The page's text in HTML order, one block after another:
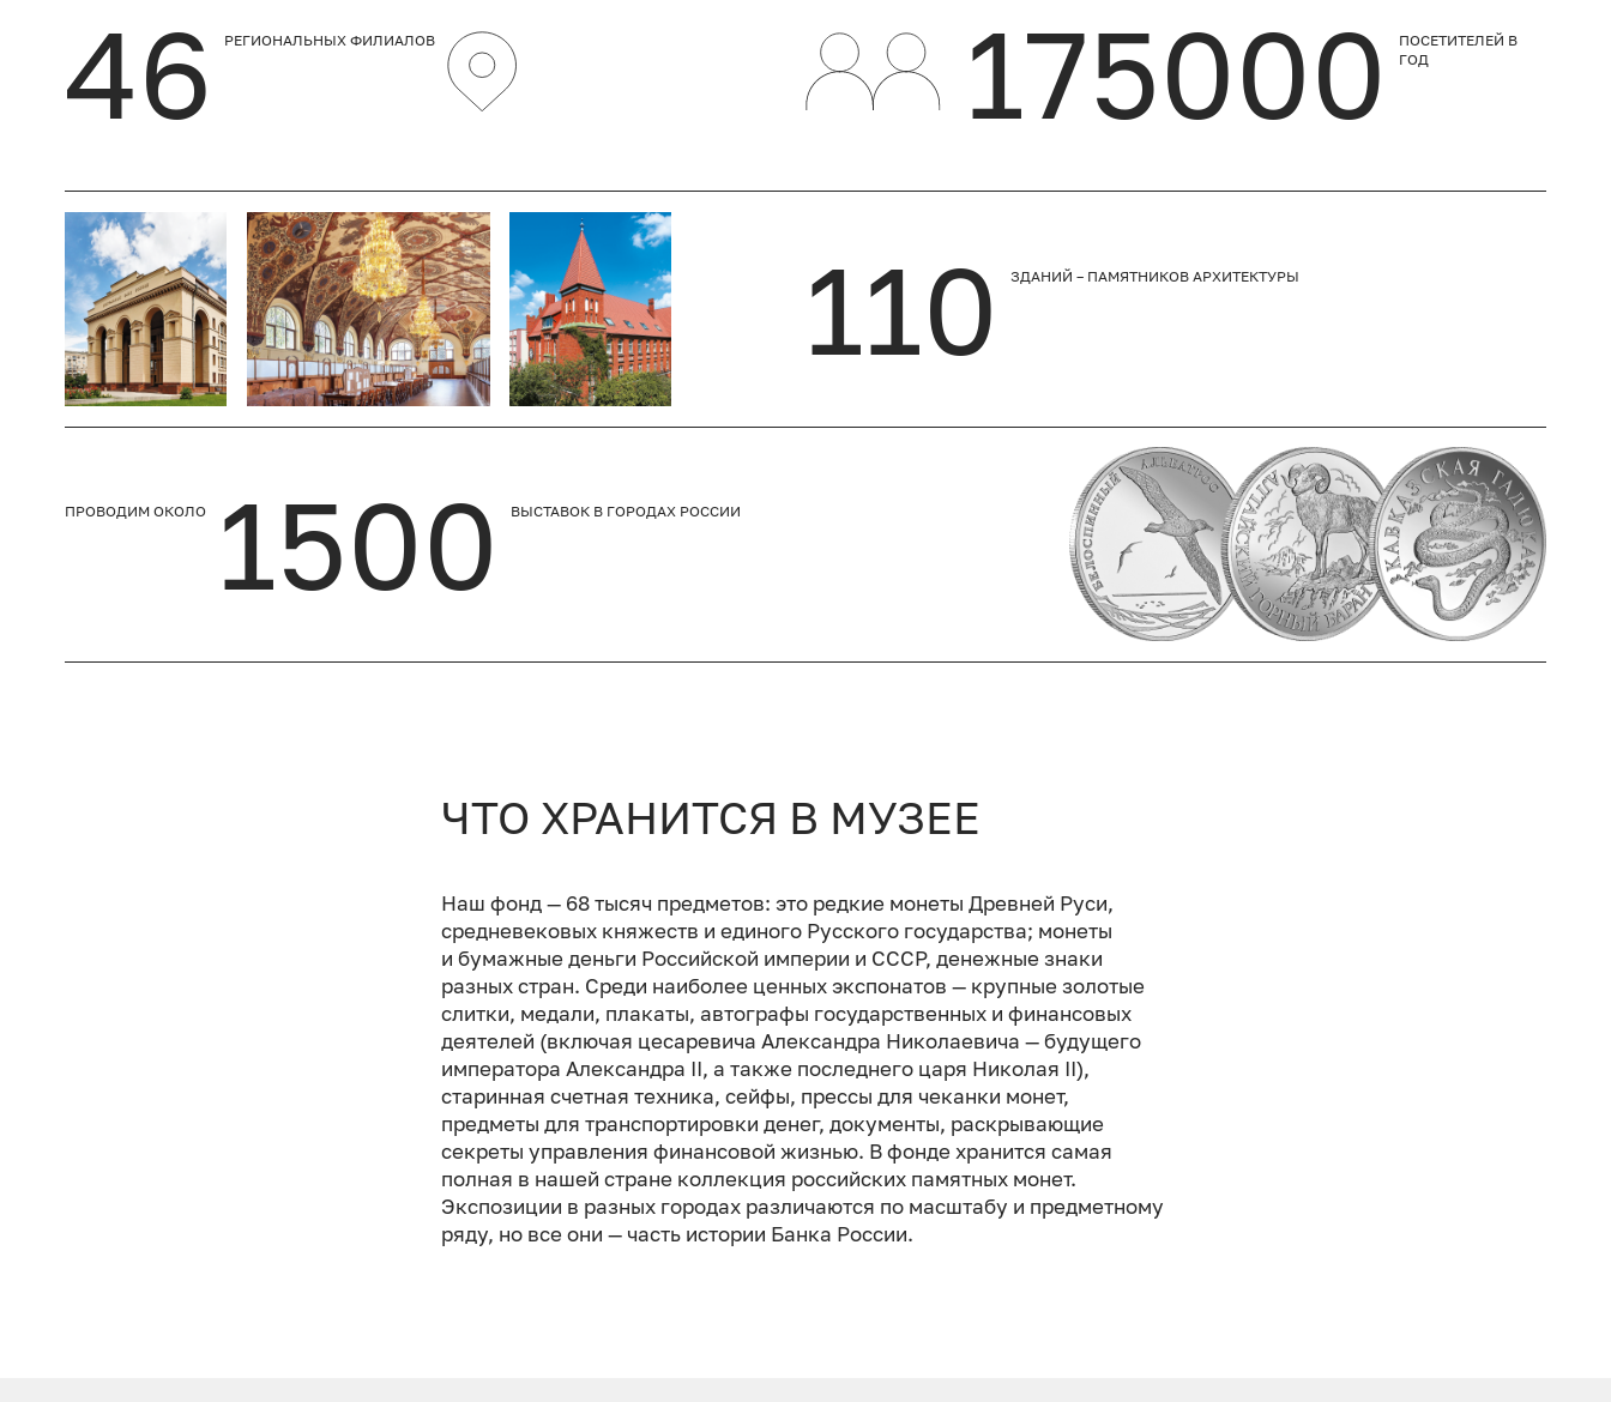
46 РЕГИОНАЛЬНЫХ ФИЛИАЛОВ 175000 ПОСЕТИТЕЛЕЙ В
ГОД
110 ЗДАНИЙ – ПАМЯТНИКОВ АРХИТЕКТУРЫ
ПРОВОДИМ ОКОЛО 1500 ВЫСТАВОК В ГОРОДАХ РОССИИ
ЧТО ХРАНИТСЯ В МУЗЕЕ
Наш фонд — 68 тысяч предметов: это редкие монеты Древней Руси,
средневековых княжеств и единого Русского государства; монеты
и бумажные деньги Российской империи и СССР, денежные знаки
разных стран. Среди наиболее ценных экспонатов — крупные золотые
слитки, медали, плакаты, автографы государственных и финансовых
деятелей (включая цесаревича Александра Николаевича — будущего
императора Александра II, а также последнего царя Николая II),
старинная счетная техника, сейфы, прессы для чеканки монет,
предметы для транспортировки денег, документы, раскрывающие
секреты управления финансовой жизнью. В фонде хранится самая
полная в нашей стране коллекция российских памятных монет.
Экспозиции в разных городах различаются по масштабу и предметному
ряду, но все они — часть истории Банка России.